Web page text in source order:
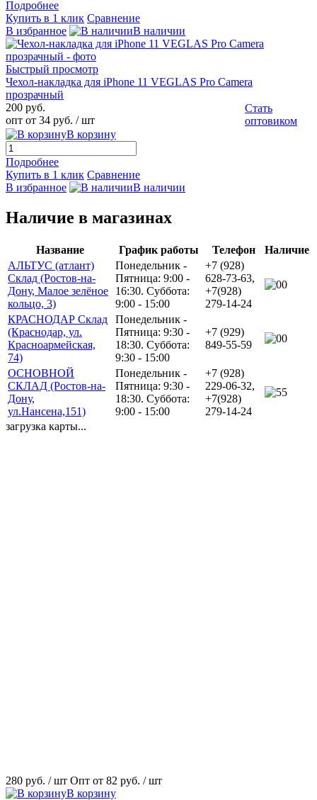
Подробнее
Купить в 1 клик Сравнение
В избранное
В наличии
Быстрый просмотр
Чехол-накладка для iPhone 11 VEGLAS Pro Camera
прозрачный
200 руб.
опт от 34 руб. / шт
Стать
оптовиком
В корзину
Подробнее
Купить в 1 клик Сравнение
В избранное
В наличии
Наличие в магазинах
Название График работы Телефон
Наличие
АЛЬТУС (атлант)
Склад (Ростов-на-
Дону, Малое зелёное
кольцо, 3)
Понедельник -
Пятница: 9:00 -
16:30. Суббота:
9:00 - 15:00
+7 (928)
628-73-63,
+7(928)
279-14-24
0
КРАСНОДАР Склад
(Краснодар, ул.
Красноармейская,
74)
Понедельник -
Пятница: 9:30 -
18:30. Суббота:
9:30 - 15:00
+7 (929)
849-55-59
0
ОСНОВНОЙ
СКЛАД (Ростов-на-
Дону,
ул.Нансена,151)
Понедельник -
Пятница: 9:30 -
18:30. Суббота:
9:00 - 15:00
+7 (928)
229-06-32,
+7(928)
279-14-24
5
загрузка карты...
280 руб. / шт Опт от 82 руб. / шт
В корзину